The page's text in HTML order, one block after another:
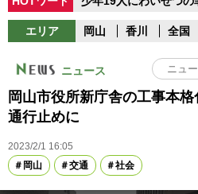
エリア 岡山 香川 全国
ニュース
岡山市役所新庁舎の工事本
通行止めに
2023/2/1 16:05
岡山
交通 社会